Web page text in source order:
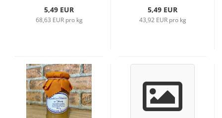
5,49 EUR
68,63 EUR pro kg
5,49 EUR
43,92 EUR pro kg